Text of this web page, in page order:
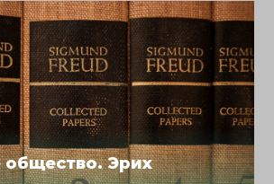
общество. Эрих